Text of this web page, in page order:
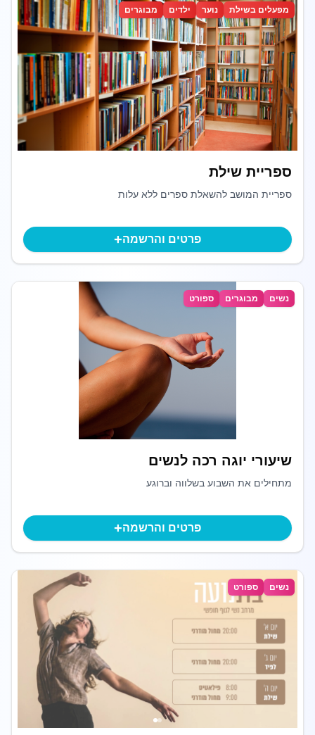
מפעלים בשילת נוער ילדים מבוגרים
ספריית שילת
ספריית המושב להשאלת ספרים ללא עלות
פרטים והרשמה+
נשים מבוגרים ספורט
שיעורי יוגה רכה לנשים
מתחילים את השבוע בשלווה וברוגע
פרטים והרשמה+
נשים ספורט